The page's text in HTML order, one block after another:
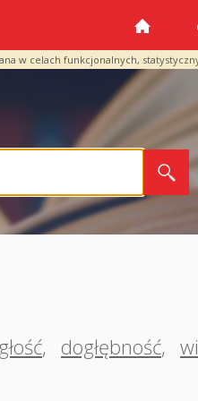
w celach funkcjonalnych,
, dogłębność,